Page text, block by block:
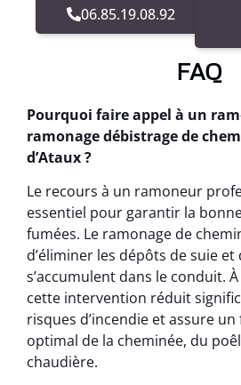
06.85.19.08.92
FAQ
Pourquoi faire appel à un
ramonage débistrage de
d’Ataux ?
Le recours à un ramoneur
essentiel pour garantir la
fumées. Le ramonage de
d’éliminer les dépôts de suie
s’accumulent dans le conduit. À
cette intervention réduit
risques d’incendie et assure
optimal de la cheminée, du
chaudière.